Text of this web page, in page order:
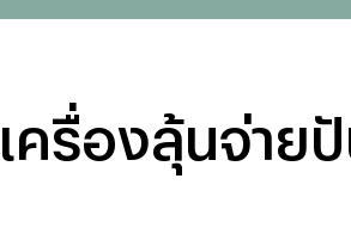
ครื่องลุ้นจ่าย